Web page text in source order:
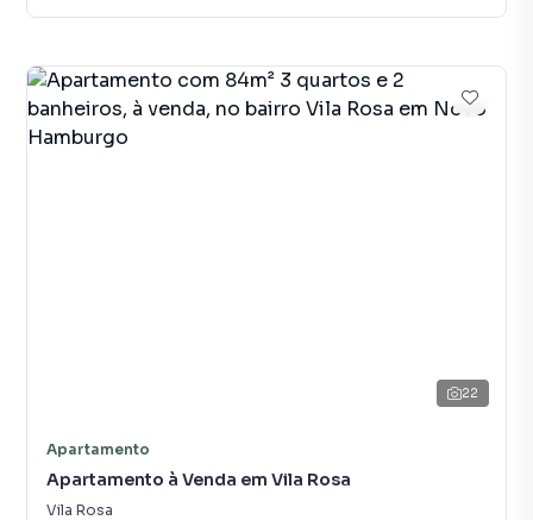
22
Apartamento
Apartamento à Venda em Vila Rosa
Vila Rosa